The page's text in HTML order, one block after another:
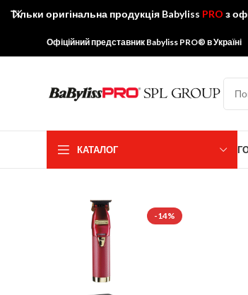
Офіційний представник Babyliss PRO® в Україні
КАТАЛОГ
-14%
Тільки оригінальна продукція Babyliss PRO з